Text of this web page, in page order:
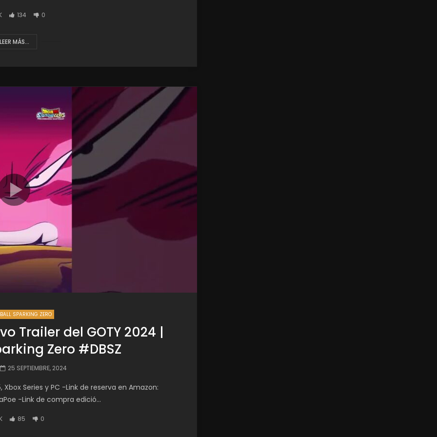
134 0
MÁS...
SPARKING ZERO
Trailer del GOTY 2024 |
Zero #DBSZ
25 SEPTIEMBRE, 2024
Xbox Series y PC -Link de reserva en Amazon:
-Link de compra edició...
85 0